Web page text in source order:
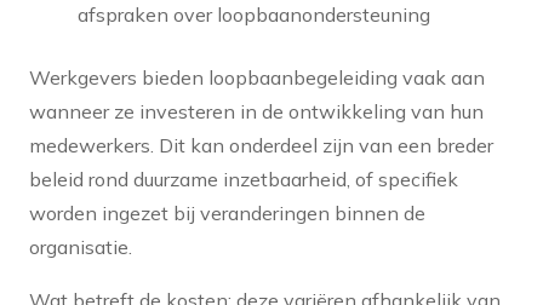
afspraken over loopbaanondersteuning
Werkgevers bieden loopbaanbegeleiding vaak aan
wanneer ze investeren in de ontwikkeling van hun
medewerkers. Dit kan onderdeel zijn van een breder
beleid rond duurzame inzetbaarheid, of specifiek
worden ingezet bij veranderingen binnen de
organisatie.
Wat betreft de kosten: deze variëren afhankelijk van